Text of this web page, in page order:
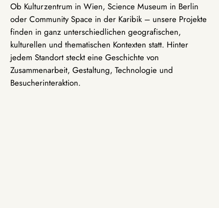
Ob Kulturzentrum in Wien, Science Museum in Berlin
oder Community Space in der Karibik – unsere Projekte
finden in ganz unterschiedlichen geografischen,
kulturellen und thematischen Kontexten statt. Hinter
jedem Standort steckt eine Geschichte von
Zusammenarbeit, Gestaltung, Technologie und
Besucherinteraktion.